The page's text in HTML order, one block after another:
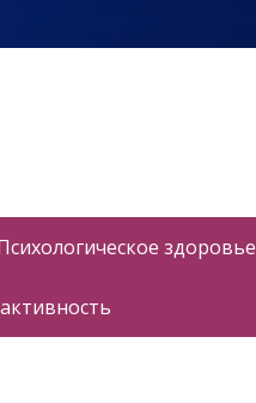
здоровье